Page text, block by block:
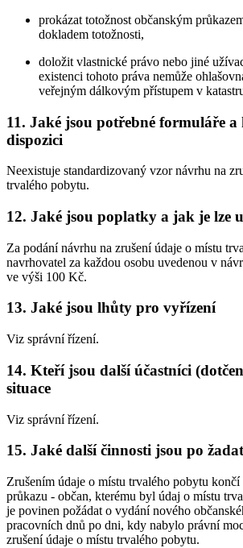
prokázat totožnost občanským
dokladem totožnosti,
doložit vlastnické právo nebo jiné
existenci tohoto práva nemůže
veřejným dálkovým přístupem v
11. Jaké jsou potřebné formuláře a
dispozici
Neexistuje standardizovaný vzor návrhu na
trvalého pobytu.
12. Jaké jsou poplatky a jak je lze
Za podání návrhu na zrušení údaje o místu
navrhovatel za každou osobu uvedenou v
ve výši 100 Kč.
13. Jaké jsou lhůty pro vyřízení
Viz správní řízení.
14. Kteří jsou další účastníci
situace
Viz správní řízení.
15. Jaké další činnosti jsou po
Zrušením údaje o místu trvalého pobytu končí
průkazu - občan, kterému byl údaj o místu
je povinen požádat o vydání nového
pracovních dnů po dni, kdy nabylo právní
zrušení údaje o místu trvalého pobytu.